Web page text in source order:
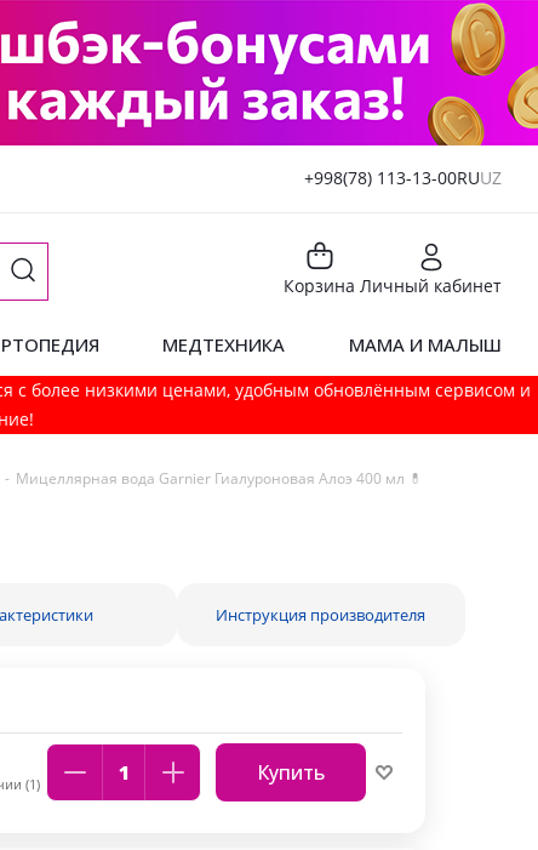
+998(78) 113-13-00RUUZ
Корзина Личный кабинет
МЕДТЕХНИКА МАМА И МАЛЫШ
с более низкими ценами, удобным обновлённым сервисом и
- Мицеллярная вода Garnier Гиалуроновая Алоэ 400 мл 💊
Инструкция производителя
(1) Купить